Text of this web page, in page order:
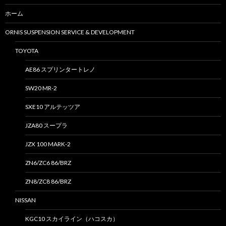
ホーム
ORNIS SUSPENSION SERVICE & DEVELOPMENT
TOYOTA
AE86 スプリンタートレノ
SW20 MR-2
SXE10 アルテッツア
JZA80 スープラ
JZX 100 MARK-2
ZN6/ZC6 86/BRZ
ZN8/ZC8 86/BRZ
NISSAN
KGC10 スカイライン（ハコスカ）